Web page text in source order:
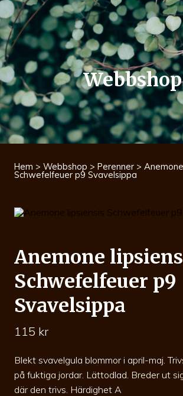
Webbshop
Hem > Webbshop > Perenner >
Schwefelfeuer p9 Svavelsippa
Anemone
Schwefelfeuer p9
Svavelsippa
115 kr
Blekt svavelgula blommor i april-maj.
på fuktiga jordar. Lättodlad. Breder ut
där den trivs. Härdighet A